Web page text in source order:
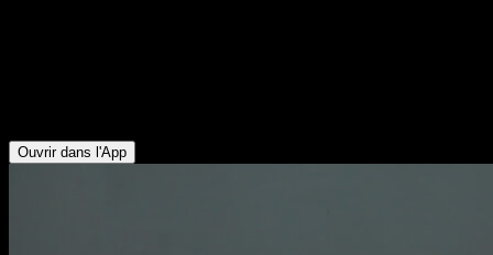
Ouvrir dans l'App